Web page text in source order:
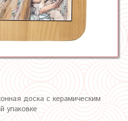
доска с керамическим
упаковке